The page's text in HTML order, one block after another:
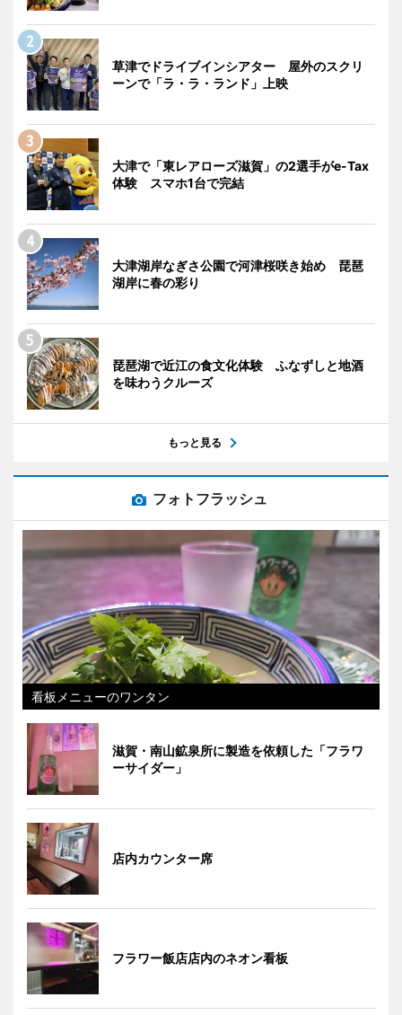
草津でドライブインシアター 屋外のスクリ
ーンで「ラ・ラ・ランド」上映
大津で「東レアローズ滋賀」の2選手がe-Tax
体験 スマホ1台で完結
大津湖岸なぎさ公園で河津桜咲き始め 琵琶
湖岸に春の彩り
琵琶湖で近江の食文化体験 ふなずしと地酒
を味わうクルーズ
もっと見る
フォトフラッシュ
看板メニューのワンタン
滋賀・南山鉱泉所に製造を依頼した「フラワ
ーサイダー」
店内カウンター席
フラワー飯店店内のネオン看板